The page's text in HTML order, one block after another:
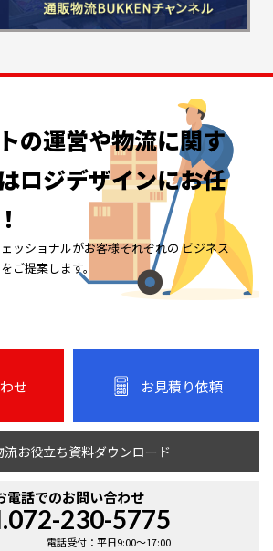
の運営や物流に関す
ロジデザインにお任
ッショナルがお客様それぞれの ビジネス
ご提案します。
せ お見積り依頼
流お役立ち資料ダウンロード
電話でのお問い合わせ
230-5775
電話受付：平日9:00〜17:00